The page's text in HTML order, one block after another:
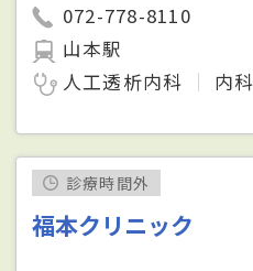
072-778-8110
山本駅
人工透析内科
内科
診療時間外
福本クリニック